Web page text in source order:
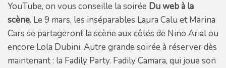
YouTube, on vous conseille la soirée Du web à la
scène. Le 9 mars, les inséparables Laura Calu et Marina
Cars se partageront la scène aux côtés de Nino Arial ou
encore Lola Dubini. Autre grande soirée à réserver dès
maintenant : la Fadily Party. Fadily Camara, qui joue son